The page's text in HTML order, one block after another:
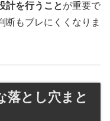
計を行うことが重要で
断もブレにくくなりま
落とし穴まと